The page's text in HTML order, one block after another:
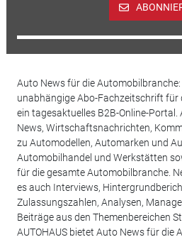
Auto News für die Automobilbranche:
unabhängige Abo-Fachzeitschrift für
ein tagesaktuelles B2B-Online-Portal.
News, Wirtschaftsnachrichten,
zu Automodellen, Automarken und
Automobilhandel und Werkstätten
für die gesamte Automobilbranche.
es auch Interviews,
Zulassungszahlen, Analysen,
Beiträge aus den Themenbereichen
AUTOHAUS bietet Auto News für die